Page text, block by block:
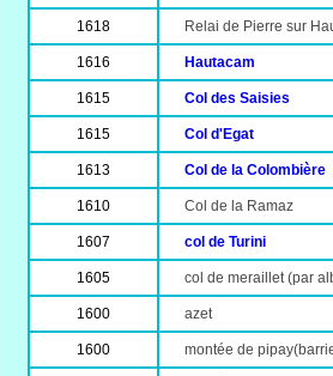
1618 Relai de Pierre sur
1616 Hautacam
1615 Col des Saisies
1615 Col d'Egat
1613 Col de la Colombière
1610 Col de la Ramaz
1607 col de Turini
1605 col de meraillet (par
1600 azet
1600 montée de